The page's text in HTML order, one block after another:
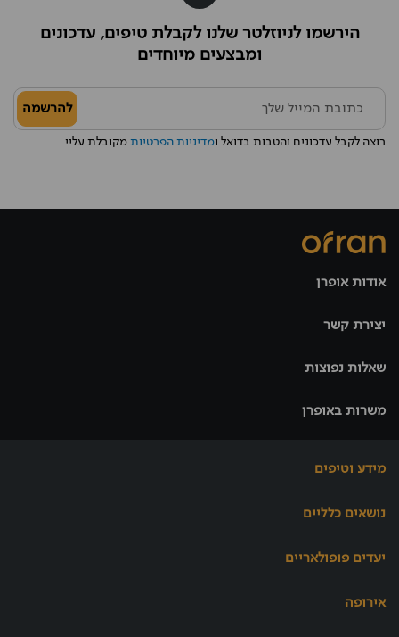
הירשמו לניוזלטר שלנו לקבלת טיפים, עדכונים
ומבצעים מיוחדים
רוצה לקבל עדכונים והטבות בדואל ומדיניות הפרטיות מקובלת עליי
להרשמה
אודות אופרן
יצירת קשר
שאלות נפוצות
משרות באופרן
מידע וטיפים
נושאים כלליים
יעדים פופולאריים
אירופה